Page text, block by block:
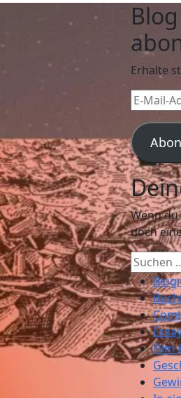
Erhalte
E-
Mail-
Adresse
Wenn
doch
Suchen
nach:
Film